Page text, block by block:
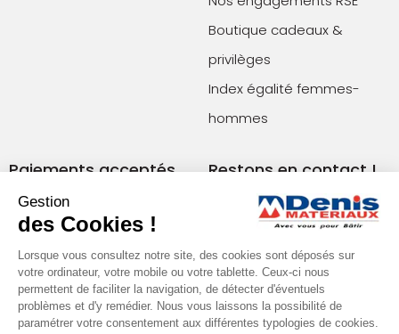
Boutique cadeaux &
privilèges
Index égalité femmes-
hommes
Paiements acceptés Restons en contact !
Conditions générales de vente (agences)
Conditions générales de vente (e-commerce)
Mentions légales
Plan du site
Politique de confidentialité
Gestion
des Cookies !
Lorsque vous consultez notre site, des cookies sont déposés sur
votre ordinateur, votre mobile ou votre tablette. Ceux-ci nous
permettent de faciliter la navigation, de détecter d'éventuels
problèmes et d'y remédier. Nous vous laissons la possibilité de
paramétrer votre consentement aux différentes typologies de cookies.